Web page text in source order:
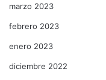
marzo 2023
febrero 2023
enero 2023
diciembre 2022